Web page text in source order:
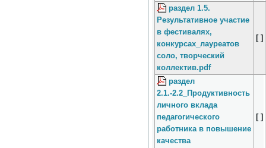
раздел 1.5.
Результативное участие
в фестивалях,
конкурсах_лауреатов
соло, творческий
коллектив.pdf
[ ]
раздел
2.1.-2.2_Продуктивность
личного вклада
педагогического
работника в повышение
качества
[ ]